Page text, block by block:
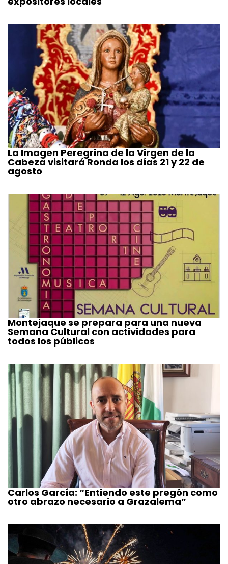
La Imagen Peregrina de la Virgen de la
Cabeza visitará Ronda los días 21 y 22 de
agosto
Montejaque se prepara para una nueva
Semana Cultural con actividades para
todos los públicos
Carlos García: “Entiendo este pregón como
otro abrazo necesario a Grazalema”